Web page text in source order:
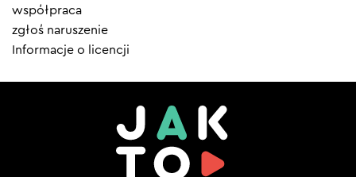
współpraca
zgłoś naruszenie
Informacje o licencji